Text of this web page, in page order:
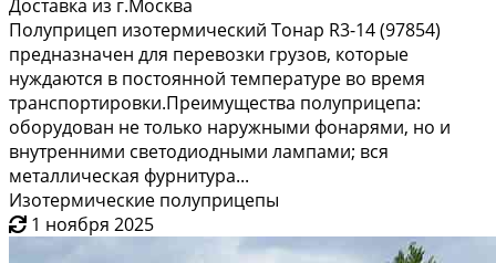
Доставка из г.Москва
Полуприцеп изотермический Тонар R3-14 (97854)
предназначен для перевозки грузов, которые
нуждаются в постоянной температуре во время
транспортировки.Преимущества полуприцепа:
оборудован не только наружными фонарями, но и
внутренними светодиодными лампами; вся
металлическая фурнитура...
Изотермические полуприцепы
1 ноября 2025